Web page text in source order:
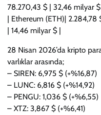
78.270,43 $ | 32,46 milyar
| Ethereum (ETH)| 2.284,78
| 14,46 milyar $ |
28 Nisan 2026’da kripto
varlıklar arasında;
– SIREN: 6,975 $ (+%16,87)
– LUNC: 6,816 $ (+%14,92)
– PENGU: 1,036 $ (+%6,55)
– XTZ: 3,867 $ (+%6,41)